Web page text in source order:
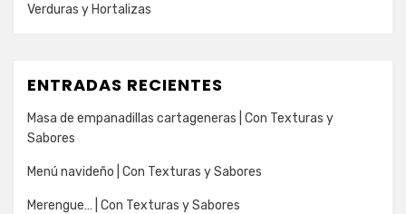
Verduras y Hortalizas
ENTRADAS RECIENTES
Masa de empanadillas cartageneras | Con Texturas y
Sabores
Menú navideño | Con Texturas y Sabores
Merengue… | Con Texturas y Sabores